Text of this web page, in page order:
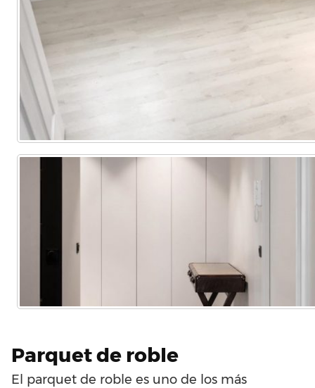
Parquet de roble
El parquet de roble es uno de los más